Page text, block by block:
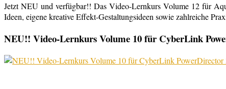
Jetzt NEU und verfügbar!! Das Video-Lernkurs Volume 12 für
Ideen, eigene kreative Effekt-Gestaltungsideen sowie zahlreiche
NEU!! Video-Lernkurs Volume 10 für CyberLink